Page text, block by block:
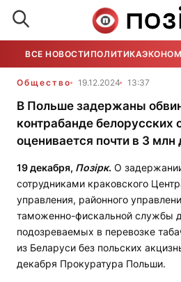
ВСЕ НОВОСТИ ПОЛИТИКА
Общество 19.12.2024 13:37
В Польше задержаны
контрабанде белорусских
оценивается почти в 3 млн
19 декабря, Позірк. О
сотрудниками краковского
управления, районного
таможенно-фискальной службы
подозреваемых в перевозке
из Беларуси без польских
декабря Прокуратура Польши.